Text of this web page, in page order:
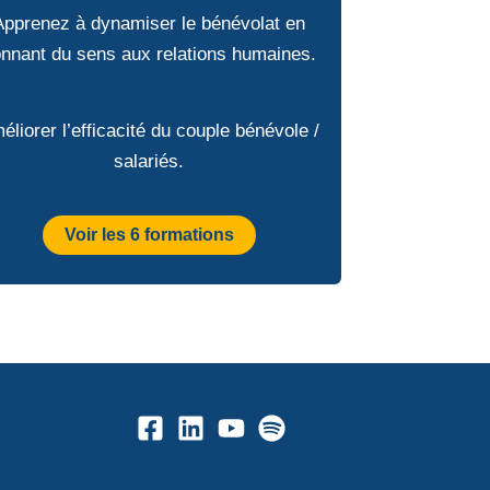
à dynamiser le bénévolat en
du sens aux relations humaines.
l’efficacité du couple bénévole /
salariés.
Voir les 6 formations